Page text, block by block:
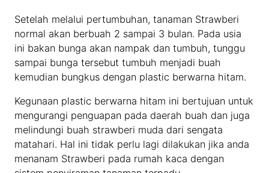
Setelah melalui pertumbuhan, tanaman Strawberi
normal akan berbuah 2 sampai 3 bulan. Pada usia
ini bakan bunga akan nampak dan tumbuh, tunggu
sampai bunga tersebut tumbuh menjadi buah
kemudian bungkus dengan plastic berwarna hitam.
Kegunaan plastic berwarna hitam ini bertujuan untuk
mengurangi penguapan pada daerah buah dan juga
melindungi buah strawberi muda dari sengata
matahari. Hal ini tidak perlu lagi dilakukan jika anda
menanam Strawberi pada rumah kaca dengan